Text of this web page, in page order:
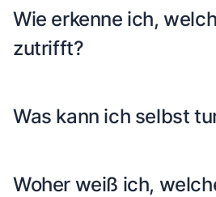
Wie erkenne ich,
zutrifft?
Was kann ich selbst
Woher weiß ich,